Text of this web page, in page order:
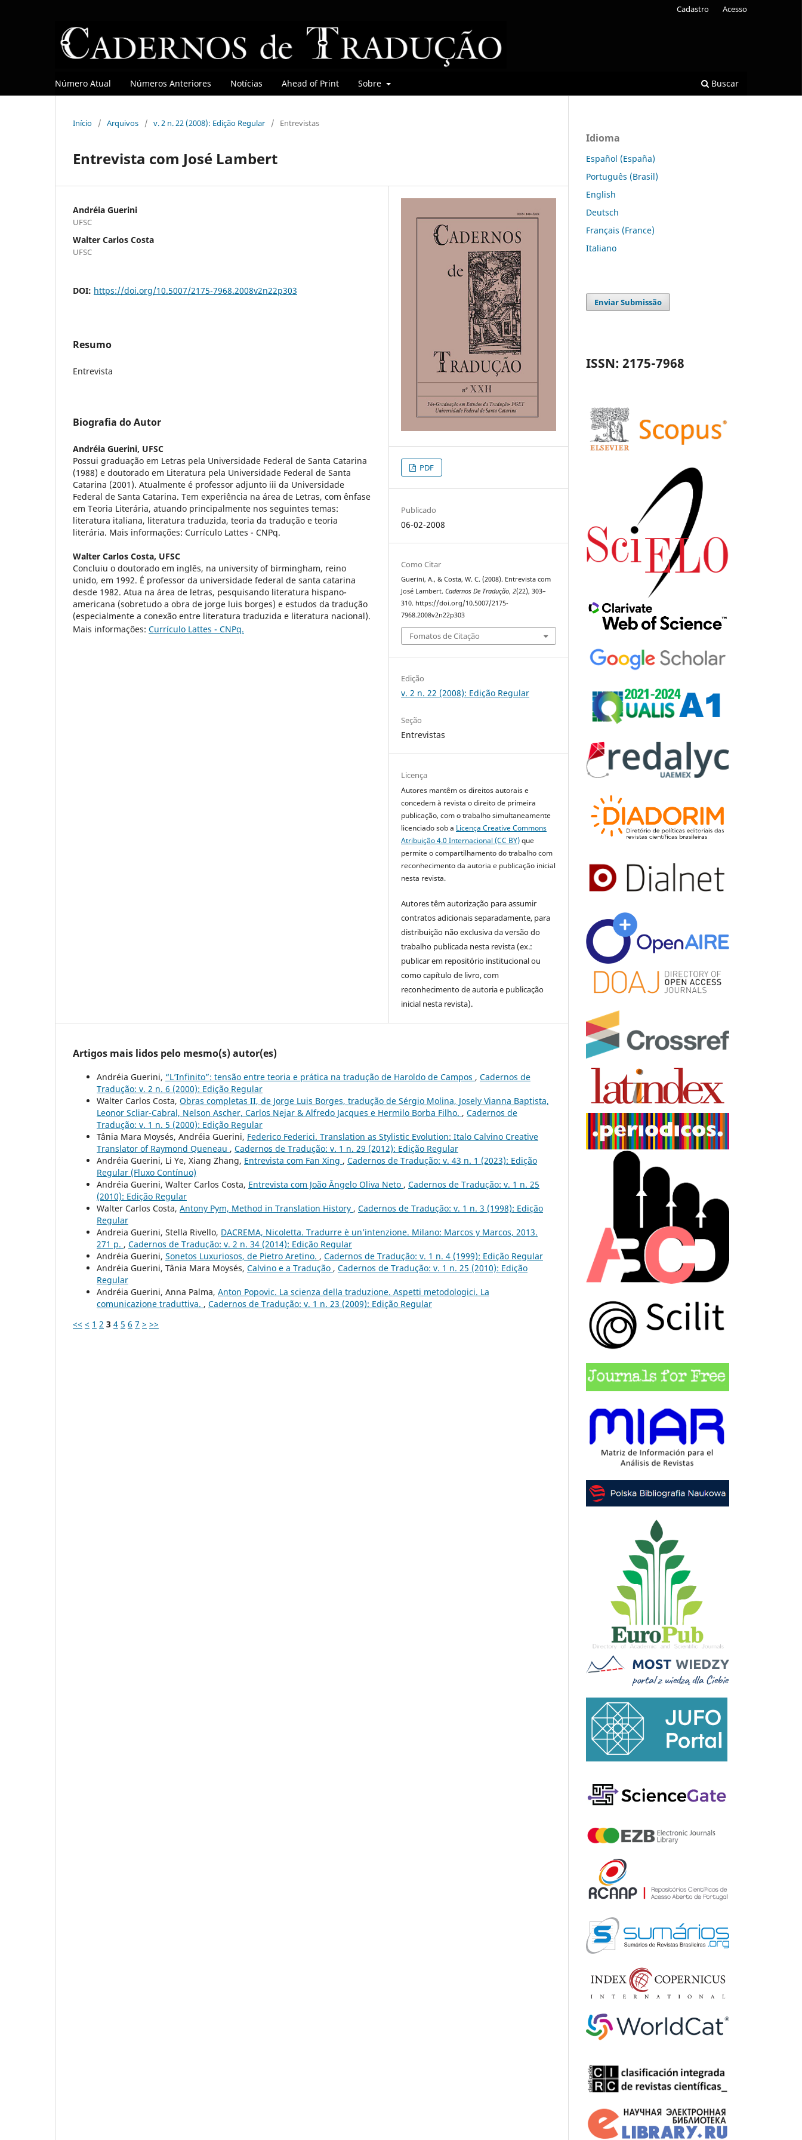
Número Atual Números Anteriores Notícias Ahead of Print Sobre Buscar
Cadastro Acesso
Início / Arquivos / v. 2 n. 22 (2008): Edição Regular / Entrevistas
Entrevista com José Lambert
Andréia Guerini
UFSC
Walter Carlos Costa
UFSC
DOI: https://doi.org/10.5007/2175-7968.2008v2n22p303
Resumo
Entrevista
Biografia do Autor
Andréia Guerini, UFSC
Possui graduação em Letras pela Universidade Federal de Santa Catarina
(1988) e doutorado em Literatura pela Universidade Federal de Santa
Catarina (2001). Atualmente é professor adjunto iii da Universidade
Federal de Santa Catarina. Tem experiência na área de Letras, com ênfase
em Teoria Literária, atuando principalmente nos seguintes temas:
literatura italiana, literatura traduzida, teoria da tradução e teoria
literária. Mais informações: Currículo Lattes - CNPq.
Walter Carlos Costa, UFSC
Concluiu o doutorado em inglês, na university of birmingham, reino
unido, em 1992. É professor da universidade federal de santa catarina
desde 1982. Atua na área de letras, pesquisando literatura hispano-
americana (sobretudo a obra de jorge luis borges) e estudos da tradução
(especialmente a conexão entre literatura traduzida e literatura nacional).
Mais informações: Currículo Lattes - CNPq.
PDF
Publicado
06-02-2008
Como Citar
Guerini, A., & Costa, W. C. (2008). Entrevista com
José Lambert.Cadernos De Tradução,2(22), 303–
310. https://doi.org/10.5007/2175-
7968.2008v2n22p303
Fomatos de Citação
Edição
v. 2 n. 22 (2008): Edição Regular
Seção
Entrevistas
Licença
Autores mantêm os direitos autorais e
concedem à revista o direito de primeira
publicação, com o trabalho simultaneamente
licenciado sob a Licença Creative Commons
Atribuição 4.0 Internacional (CC BY)que
permite o compartilhamento do trabalho com
reconhecimento da autoria e publicação inicial
nesta revista.
Autores têm autorização para assumir
contratos adicionais separadamente, para
distribuição não exclusiva da versão do
trabalho publicada nesta revista (ex.:
publicar em repositório institucional ou
como capítulo de livro, com
reconhecimento de autoria e publicação
inicial nesta revista).
Artigos mais lidos pelo mesmo(s) autor(es)
Andréia Guerini, “L’Infinito”: tensão entre teoria e prática na tradução de Haroldo de Campos , Cadernos de
Tradução: v. 2 n. 6 (2000): Edição Regular
Walter Carlos Costa, Obras completas II, de Jorge Luis Borges, tradução de Sérgio Molina, Josely Vianna Baptista,
Leonor Scliar-Cabral, Nelson Ascher, Carlos Nejar & Alfredo Jacques e Hermilo Borba Filho. , Cadernos de
Tradução: v. 1 n. 5 (2000): Edição Regular
Tânia Mara Moysés, Andréia Guerini, Federico Federici. Translation as Stylistic Evolution: Italo Calvino Creative
Translator of Raymond Queneau , Cadernos de Tradução: v. 1 n. 29 (2012): Edição Regular
Andréia Guerini, Li Ye, Xiang Zhang, Entrevista com Fan Xing , Cadernos de Tradução: v. 43 n. 1 (2023): Edição
Regular (Fluxo Contínuo)
Andréia Guerini, Walter Carlos Costa, Entrevista com João Ângelo Oliva Neto , Cadernos de Tradução: v. 1 n. 25
(2010): Edição Regular
Walter Carlos Costa, Antony Pym, Method in Translation History , Cadernos de Tradução: v. 1 n. 3 (1998): Edição
Regular
Andreia Guerini, Stella Rivello, DACREMA, Nicoletta. Tradurre è un’intenzione. Milano: Marcos y Marcos, 2013.
271 p. , Cadernos de Tradução: v. 2 n. 34 (2014): Edição Regular
Andréia Guerini, Sonetos Luxuriosos, de Pietro Aretino. , Cadernos de Tradução: v. 1 n. 4 (1999): Edição Regular
Andréia Guerini, Tânia Mara Moysés, Calvino e a Tradução , Cadernos de Tradução: v. 1 n. 25 (2010): Edição
Regular
Andréia Guerini, Anna Palma, Anton Popovic. La scienza della traduzione. Aspetti metodologici. La
comunicazione traduttiva. , Cadernos de Tradução: v. 1 n. 23 (2009): Edição Regular
<< < 1 2 3 4 5 6 7 > >>
Idioma
Español (España)
Português (Brasil)
English
Deutsch
Français (France)
Italiano
Enviar Submissão
ISSN: 2175-7968